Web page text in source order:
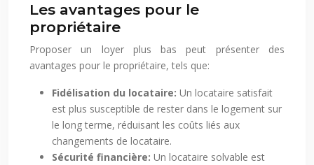
Les avantages pour le
propriétaire
Proposer un loyer plus bas peut présenter des
avantages pour le propriétaire, tels que:
Fidélisation du locataire: Un locataire satisfait
est plus susceptible de rester dans le logement sur
le long terme, réduisant les coûts liés aux
changements de locataire.
Sécurité financière: Un locataire solvable est